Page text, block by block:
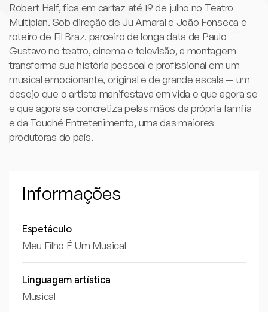
Robert Half, fica em cartaz até 19 de julho no Teatro
Multiplan. Sob direção de Ju Amaral e João Fonseca e
roteiro de Fil Braz, parceiro de longa data de Paulo
Gustavo no teatro, cinema e televisão, a montagem
transforma sua história pessoal e profissional em um
musical emocionante, original e de grande escala — um
desejo que o artista manifestava em vida e que agora se
e que agora se concretiza pelas mãos da própria família
e da Touché Entretenimento, uma das maiores
produtoras do país.
Informações
Espetáculo
Meu Filho É Um Musical
Linguagem artística
Musical